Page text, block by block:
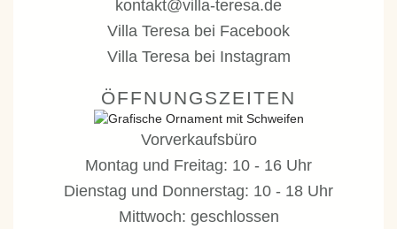
kontakt@villa-teresa.de
Villa Teresa bei Facebook
Villa Teresa bei Instagram
ÖFFNUNGSZEITEN
Vorverkaufsbüro
Montag und Freitag: 10 - 16 Uhr
Dienstag und Donnerstag: 10 - 18 Uhr
Mittwoch: geschlossen